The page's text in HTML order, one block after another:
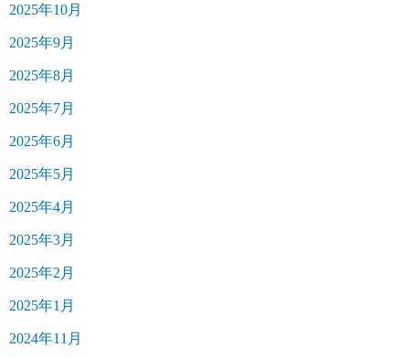
2025年10月
2025年9月
2025年8月
2025年7月
2025年6月
2025年5月
2025年4月
2025年3月
2025年2月
2025年1月
2024年11月